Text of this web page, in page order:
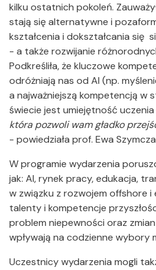
kilku ostatnich pokoleń.
stają się alternatywne i
kształcenia i dokształcania się
- a także rozwijanie
Podkreśliła, że kluczowe
odróżniają nas od AI (np.
a najważniejszą kompetencją w
świecie jest umiejętność uczenia
która pozwoli wam gładko
- powiedziała prof. Ewa
W programie wydarzenia
jak: AI, rynek pracy, edukacja,
w związku z rozwojem offshore
talenty i kompetencje
problem niepewności oraz
wpływają na codzienne wybory
Uczestnicy wydarzenia mogli